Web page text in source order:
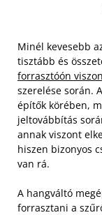
Minél kevesebb
tisztább és
forrasztóón
szerelése során.
építők körében,
jeltovábbítás
annak viszont
hiszen bizonyos
van rá.
A hangváltó
forrasztani a